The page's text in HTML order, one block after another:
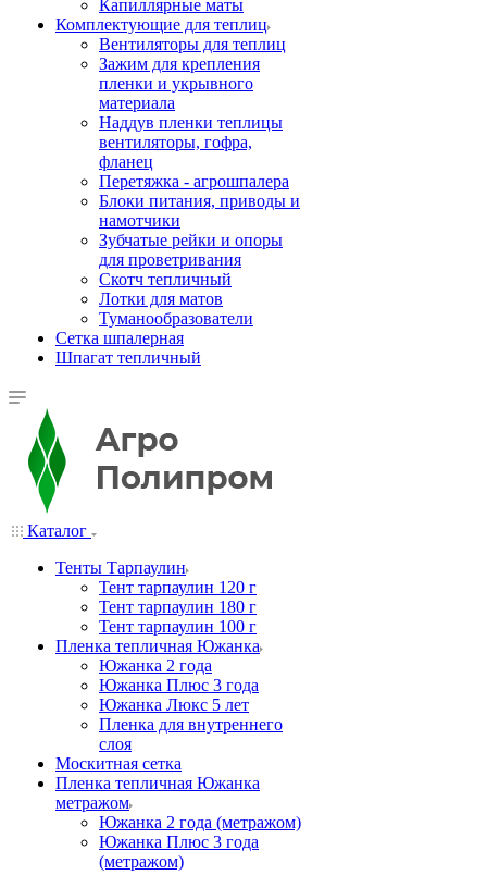
Капиллярные маты
Комплектующие для теплиц
Вентиляторы для теплиц
Зажим для крепления
пленки и укрывного
материала
Наддув пленки теплицы
вентиляторы, гофра,
фланец
Перетяжка - агрошпалера
Блоки питания, приводы и
намотчики
Зубчатые рейки и опоры
для проветривания
Скотч тепличный
Лотки для матов
Туманообразователи
Сетка шпалерная
Шпагат тепличный
Каталог
Тенты Тарпаулин
Тент тарпаулин 120 г
Тент тарпаулин 180 г
Тент тарпаулин 100 г
Пленка тепличная Южанка
Южанка 2 года
Южанка Плюс 3 года
Южанка Люкс 5 лет
Пленка для внутреннего
слоя
Москитная сетка
Пленка тепличная Южанка
метражом
Южанка 2 года (метражом)
Южанка Плюс 3 года
(метражом)